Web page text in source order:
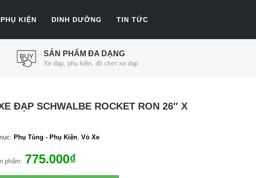
PHỤ KIỆN DINH DƯỠNG TIN TỨC
SẢN PHẨM ĐA DẠNG
Xe đạp, phụ kiện, đồ chơi xe đạp
ĐẠP SCHWALBE ROCKET RON 26″ X
Phụ Tùng - Phụ Kiện, Vỏ Xe
phẩm: 775.000₫